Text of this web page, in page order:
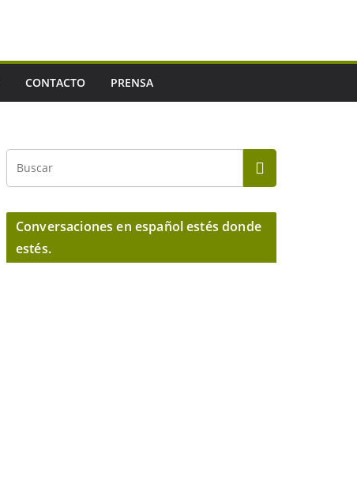
CONTACTO PRENSA
Conversaciones en español estés donde
estés.